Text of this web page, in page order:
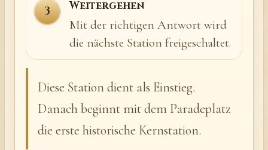
3 Weitergehen
Mit der richtigen Antwort wird
die nächste Station freigeschaltet.
Diese Station dient als Einstieg.
Danach beginnt mit dem Paradeplatz
die erste historische Kernstation.